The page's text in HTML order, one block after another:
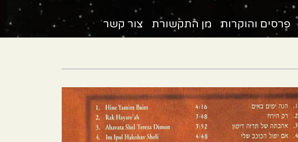
פרסים והוקרות מן התקשורת צור קשר